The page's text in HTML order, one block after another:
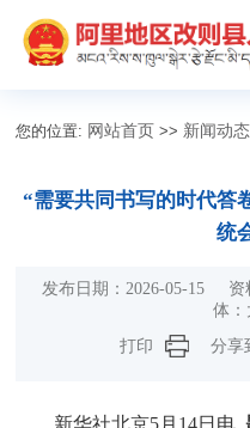
您的位置: 网站首页 >> 新闻动态
“需要共同书写的时代
统
发布日期：2026-05-15
体：
打印
分享
新华社北京5月14日电